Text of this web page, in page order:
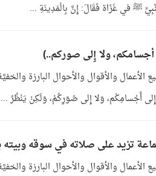
ﷺ في غَزَاة فَقَالَ: إِنَّ بِالْمَدِينَةِ ...
أَجْسامِكْم، وَلا إِلى صُوَرِكُمْ، وَلَكِنْ يَنْظُرُ ...